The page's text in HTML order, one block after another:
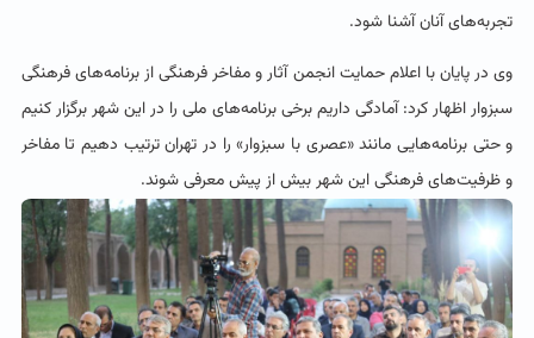
تجربه‌های آنان آشنا شود.
وی در پایان با اعلام حمایت انجمن آثار و مفاخر فرهنگی از برنامه‌های فرهنگی
سبزوار اظهار کرد: آمادگی داریم برخی برنامه‌های ملی را در این شهر برگزار کنیم
و حتی برنامه‌هایی مانند «عصری با سبزوار» را در تهران ترتیب دهیم تا مفاخر
و ظرفیت‌های فرهنگی این شهر بیش از پیش معرفی شوند.